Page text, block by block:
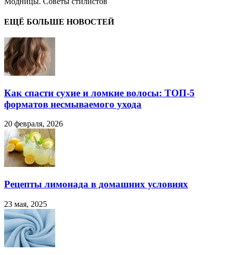
ЕЩЁ БОЛЬШЕ НОВОСТЕЙ
Как спасти сухие и ломкие волосы: ТОП-5
форматов несмываемого ухода
20 февраля, 2026
Рецепты лимонада в домашних условиях
23 мая, 2025